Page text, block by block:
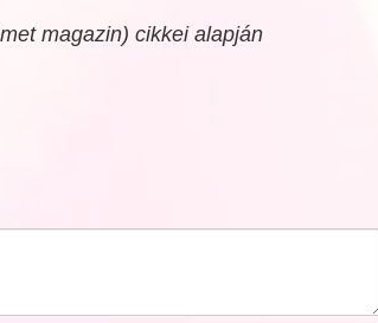
magazin) cikkei alapján